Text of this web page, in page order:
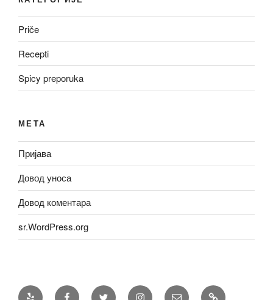
Priče
Recepti
Spicy preporuka
МЕТА
Пријава
Довод уноса
Довод коментара
sr.WordPress.org
Yelp FacebookTwitter InstagramEmail Recepti